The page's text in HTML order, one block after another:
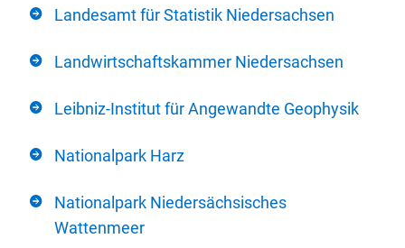
Landesamt für Statistik Niedersachsen
Landwirtschaftskammer Niedersachsen
Leibniz-Institut für Angewandte Geophysik
Nationalpark Harz
Nationalpark Niedersächsisches
Wattenmeer